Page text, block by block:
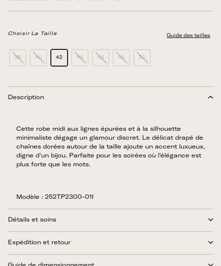
Choisir La Taille Guide des tailles
38 40 42 44 46 48 50
Description
Cette robe midi aux lignes épurées et à la silhouette
minimaliste dégage un glamour discret. Le délicat drapé de
chaînes dorées autour de la taille ajoute un accent luxueux,
digne d'un bijou. Parfaite pour les soirées où l'élégance est
plus forte que les mots.
Modèle : 252TP2300-01I
Détails et soins
Expédition et retour